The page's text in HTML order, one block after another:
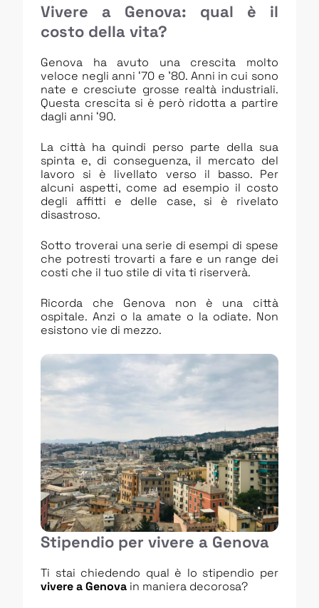
Vivere a Genova: qual è il
costo della vita?
Genova ha avuto una crescita molto
veloce negli anni ‘70 e ’80. Anni in cui sono
nate e cresciute grosse realtà industriali.
Questa crescita si è però ridotta a partire
dagli anni ‘90.
La città ha quindi perso parte della sua
spinta e, di conseguenza, il mercato del
lavoro si è livellato verso il basso. Per
alcuni aspetti, come ad esempio il costo
degli affitti e delle case, si è rivelato
disastroso.
Sotto troverai una serie di esempi di spese
che potresti trovarti a fare e un range dei
costi che il tuo stile di vita ti riserverà.
Ricorda che Genova non è una città
ospitale. Anzi o la amate o la odiate. Non
esistono vie di mezzo.
Stipendio per vivere a Genova
Ti stai chiedendo qual è lo stipendio per
vivere a Genova in maniera decorosa?